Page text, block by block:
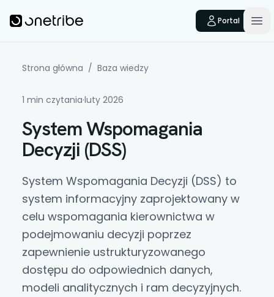
Onetribe
Portal
Strona główna / Baza wiedzy
1 min czytania·luty 2026
System Wspomagania
Decyzji (DSS)
System Wspomagania Decyzji (DSS) to
system informacyjny zaprojektowany w
celu wspomagania kierownictwa w
podejmowaniu decyzji poprzez
zapewnienie ustrukturyzowanego
dostępu do odpowiednich danych,
modeli analitycznych i ram decyzyjnych.